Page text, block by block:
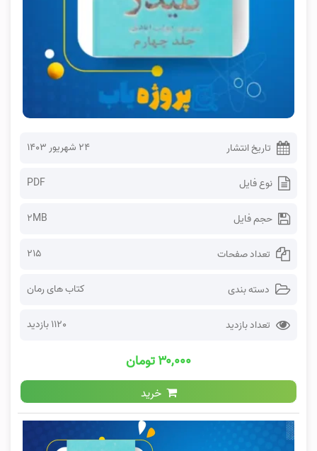
تاریخ انتشار ۲۴ شهریور ۱۴۰۳
نوع فایل PDF
حجم فایل 2MB
تعداد صفحات 215
دسته بندی کتاب های رمان
تعداد بازدید 1120 بازدید
۳۰,۰۰۰ تومان
خرید